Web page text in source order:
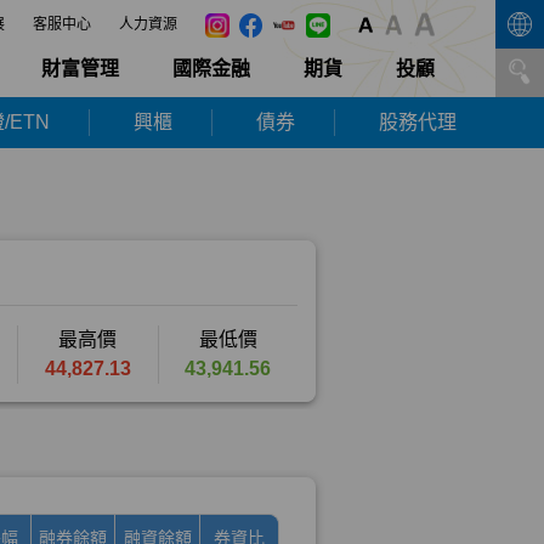
客服中心 人力資源
財富管理 國際金融 期貨 投顧
ETN 興櫃 債券 股務代理